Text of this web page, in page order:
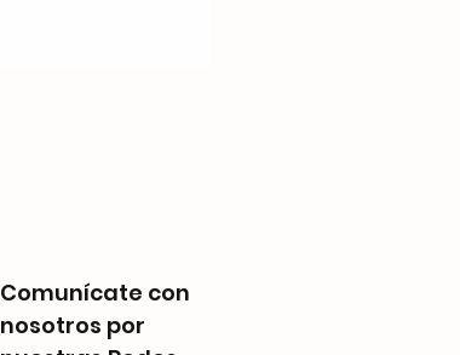
Comunícate con
nosotros por